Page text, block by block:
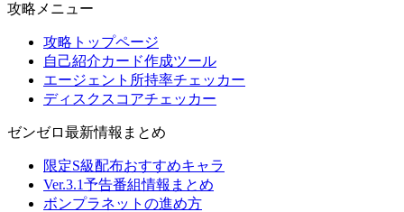
攻略メニュー
攻略トップページ
自己紹介カード作成ツール
エージェント所持率チェッカー
ディスクスコアチェッカー
ゼンゼロ最新情報まとめ
限定S級配布おすすめキャラ
Ver.3.1予告番組情報まとめ
ボンプラネットの進め方